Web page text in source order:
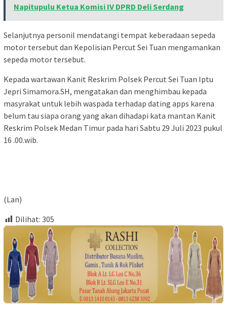
Napitupulu Ketua Komisi IV DPRD Deli Serdang
Selanjutnya personil mendatangi tempat keberadaan sepeda
motor tersebut dan Kepolisian Percut Sei Tuan mengamankan
sepeda motor tersebut.
Kepada wartawan Kanit Reskrim Polsek Percut Sei Tuan Iptu
Jepri Simamora.SH, mengatakan dan menghimbau kepada
masyrakat untuk lebih waspada terhadap dating apps karena
belum tau siapa orang yang akan dihadapi kata mantan Kanit
Reskrim Polsek Medan Timur pada hari Sabtu 29 Juli 2023 pukul
16 .00.wib.
(Lan)
Dilihat: 305